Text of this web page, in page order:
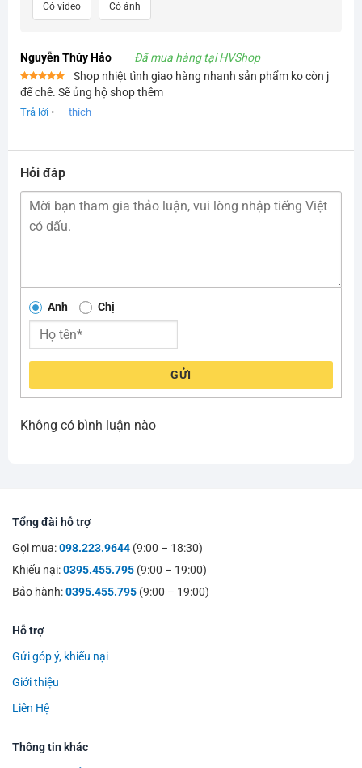
Có video Có ảnh
Nguyễn Thúy Hảo Đã mua hàng tại HVShop
Được xếp
hạng55
sao
Shop nhiệt tình giao hàng nhanh sản phẩm ko còn j
để chê. Sẽ ủng hộ shop thêm
Trả lời • thích
Hỏi đáp
Anh Chị
GỬI
Không có bình luận nào
Tổng đài hỗ trợ
Gọi mua:098.223.9644 (9:00 – 18:30)
Khiếu nại:0395.455.795 (9:00 – 19:00)
Bảo hành:0395.455.795 (9:00 – 19:00)
Hỗ trợ
Gửi góp ý, khiếu nại
Giới thiệu
Liên Hệ
Thông tin khác